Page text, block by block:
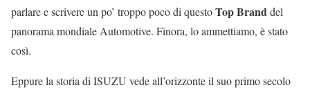
parlare e scrivere un po’ troppo poco di questoTop Branddel
panorama mondiale Automotive. Finora, lo ammettiamo, è stato
così.
Eppure la storia di ISUZU vede all’orizzonte il suo primo secolo